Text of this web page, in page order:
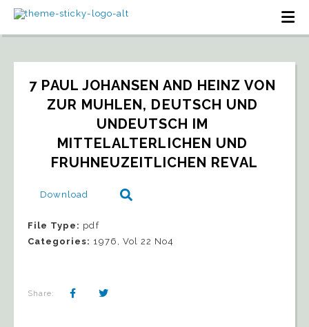
7 PAUL JOHANSEN AND HEINZ VON
ZUR MUHLEN, DEUTSCH UND
UNDEUTSCH IM
MITTELALTERLICHEN UND
FRUHNEUZEITLICHEN REVAL
Download
File Type: pdf
Categories: 1976, Vol 22 No4
Share: